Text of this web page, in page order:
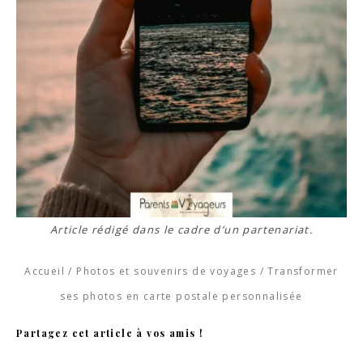
Article rédigé dans le cadre d’un partenariat.
Accueil / Photos et souvenirs de voyages /Transformer
ses photos en carte postale personnalisée
Partagez cet article à vos amis !